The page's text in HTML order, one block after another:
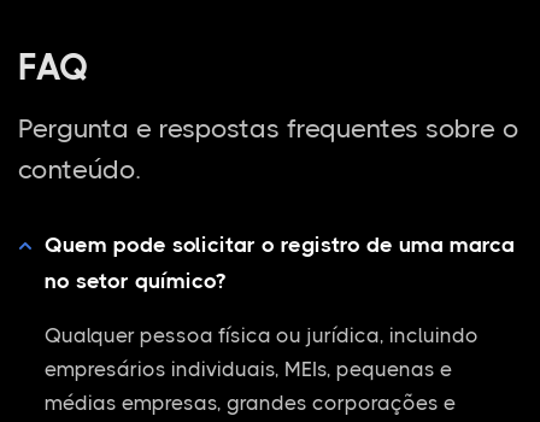
FAQ
Pergunta e respostas frequentes sobre o
conteúdo.
Quem pode solicitar o registro de uma marca
no setor químico?
Qualquer pessoa física ou jurídica, incluindo
empresários individuais, MEIs, pequenas e
médias empresas, grandes corporações e